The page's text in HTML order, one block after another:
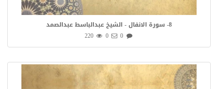
8- سورة الانفال - الشيخ عبدالباسط عبدالصمد
0
0
220